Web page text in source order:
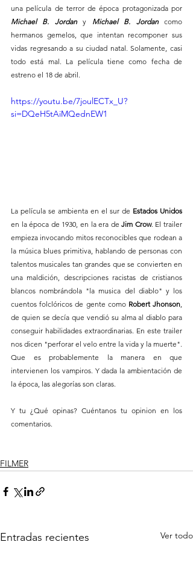
Michael B. Jordan y Michael B. Jordan como
hermanos gemelos, que intentan recomponer sus
vidas regresando a su ciudad natal. Solamente, casi
todo está mal. La película tiene como fecha de
estreno el 18 de abril.
https://youtu.be/7joulECTx_U?
si=DQeH5tAiMQednEW1
La película se ambienta en el sur de
en la época de 1930, en la era de Jim Crow. El trailer
empieza invocando mitos reconocibles que rodean a
la música blues primitiva, hablando de personas con
talentos musicales tan grandes que se convierten en
una maldición, descripciones racistas de cristianos
blancos nombrándola "la musica del diablo" y los
cuentos folclóricos de gente como Robert Jhonson,
de quien se decía que vendió su alma al diablo para
conseguir habilidades extraordinarias. En este trailer
nos dicen "perforar el velo entre la vida y la muerte".
Que es probablemente la manera en que
intervienen los vampiros. Y dada la ambientación de
la época, las alegorías son claras.
Y tu ¿Qué opinas? Cuéntanos tu opinion en los
comentarios.
FILMER
Entradas recientes Ver todo